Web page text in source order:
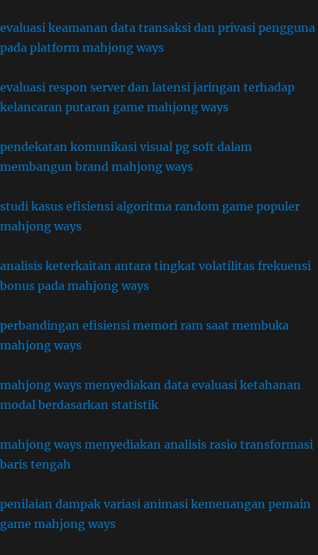
evaluasi keamanan data transaksi dan privasi pengguna
pada platform mahjong ways
evaluasi respon server dan latensi jaringan terhadap
kelancaran putaran game mahjong ways
pendekatan komunikasi visual pg soft dalam
membangun brand mahjong ways
studi kasus efisiensi algoritma random game populer
mahjong ways
analisis keterkaitan antara tingkat volatilitas frekuensi
bonus pada mahjong ways
perbandingan efisiensi memori ram saat membuka
mahjong ways
mahjong ways menyediakan data evaluasi ketahanan
modal berdasarkan statistik
mahjong ways menyediakan analisis rasio transformasi
baris tengah
penilaian dampak variasi animasi kemenangan pemain
game mahjong ways